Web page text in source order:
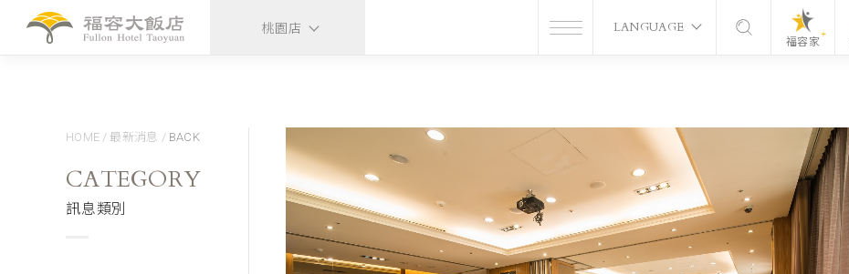
桃園店 LANGUAGE
福容家
HOME / 最新消息 / BACK
CATEGORY
訊息類別